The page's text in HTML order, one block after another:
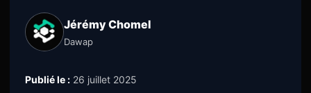
Jérémy Chomel
Dawap
Publié le : 26 juillet 2025